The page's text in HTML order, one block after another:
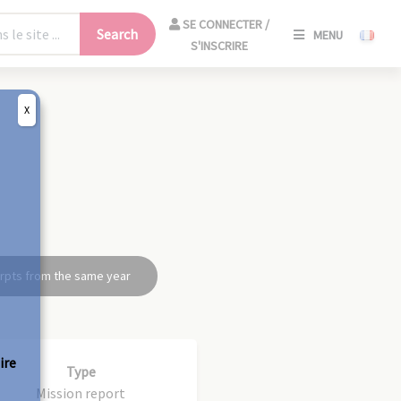
Search
SE CONNECTER /
S'INSCRIRE
MENU
from the same year
Type
Mission report
X